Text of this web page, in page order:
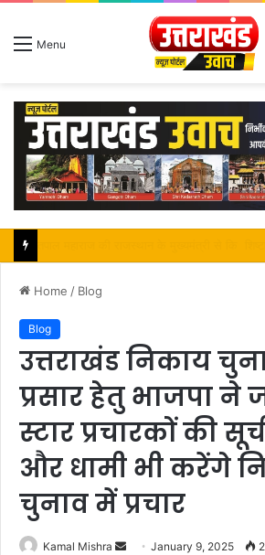
Menu
Home / Blog
Blog
उत्तराखंड निकाय
प्रसार हेतु भाजपा ने
स्टार प्रचारकों की
और धामी भी करेंगे
चुनाव में प्रचार
Kamal Mishra
SendJanuary 9, 2025 2